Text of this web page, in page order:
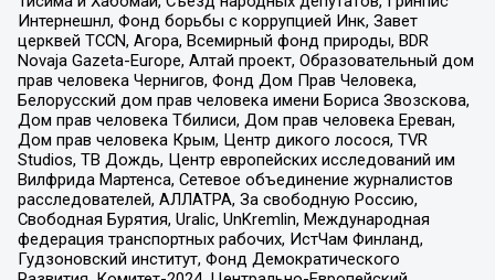
Интернешнл, Фонд борьбы с коррупцией Инк, Завет
церквей TCCN, Агора, Всемирный фонд природы, BDR
Novaja Gazeta-Europe, Алтай проект, Образовательный дом
прав человека Чернигов, Фонд Дом Прав Человека,
Белорусский дом прав человека имени Бориса Звозскова,
Дом прав человека Тбилиси, Дом прав человека Ереван,
Дом прав человека Крым, Центр дикого лосося, TVR
Studios, ТВ Дождь, Центр европейских исследований им
Вилфрида Мартенса, Сетевое объединение журналистов
расследователей, АЛЛАТРА, За свободную Россию,
Свободная Бурятия, Uralic, UnKremlin, Международная
федерация транспортных рабочих, ИстЧам Финланд,
Гудзоновский институт, Фонд Демократического